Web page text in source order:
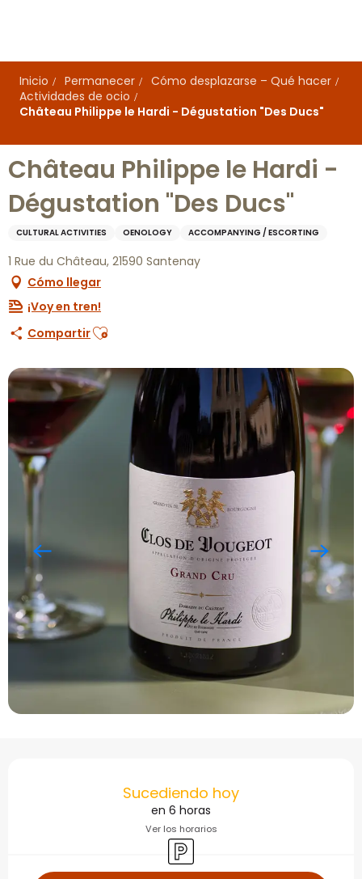
principal
Inicio
Permanecer
Cómo desplazarse – Qué hacer
Actividades de ocio
Château Philippe le Hardi - Dégustation "Des Ducs"
Château Philippe le Hardi -
Dégustation "Des Ducs"
CULTURAL ACTIVITIES OENOLOGY ACCOMPANYING / ESCORTING
1 Rue du Château, 21590 Santenay
Cómo llegar
¡Voy en tren!
CompartirAjouter aux favoris
Horarios y datos de
Sucediendo hoy
en 6 horas
Ver los horarios
Aparcamiento